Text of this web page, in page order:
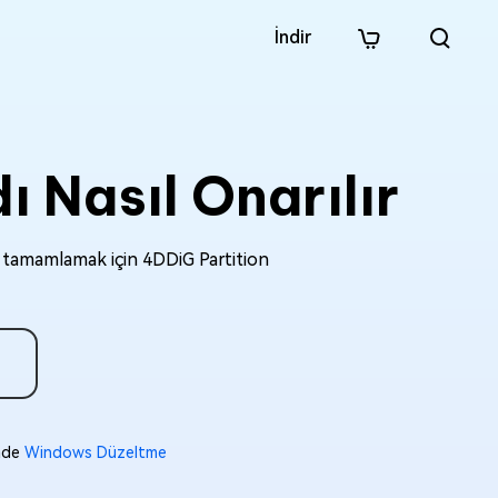
İndir
Onarılır
için 4DDiG Partition
Windows Düzeltme